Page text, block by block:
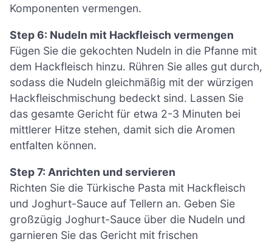
Komponenten vermengen.
Step 6: Nudeln mit Hackfleisch vermengen
Fügen Sie die gekochten Nudeln in die Pfanne mit
dem Hackfleisch hinzu. Rühren Sie alles gut durch,
sodass die Nudeln gleichmäßig mit der würzigen
Hackfleischmischung bedeckt sind. Lassen Sie
das gesamte Gericht für etwa 2-3 Minuten bei
mittlerer Hitze stehen, damit sich die Aromen
entfalten können.
Step 7: Anrichten und servieren
Richten Sie die Türkische Pasta mit Hackfleisch
und Joghurt-Sauce auf Tellern an. Geben Sie
großzügig Joghurt-Sauce über die Nudeln und
garnieren Sie das Gericht mit frischen